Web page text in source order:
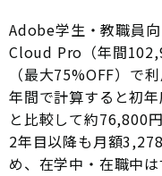
Adobe学生・教職員
Cloud Pro（年間
（最大75%OFF）で利
年間で計算すると初
と比較して約76,800
2年目以降も月額
め、在学中・在職中